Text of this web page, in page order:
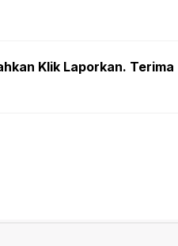
Klik Laporkan. Terima